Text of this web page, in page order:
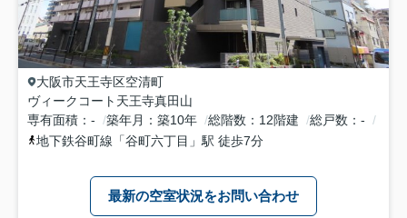
大阪市天王寺区空清町
ヴィークコート天王寺真田山
専有面積
- 築年月 築10年 総階数 12階建 総戸数
-
地下鉄谷町線 「谷町六丁目 」駅 徒歩7分
最新の空室状況をお問い合わせ